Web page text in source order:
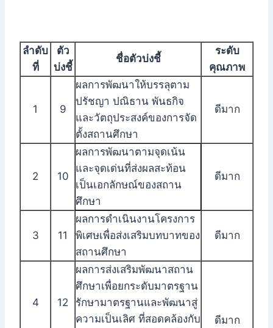
ลำดับ
ที่
ตัว
บ่งชี้
ชื่อตัวบ่งชี้
ระดับ
คุณภาพ
1 9
ผลการพัฒนาให้บรรลุตาม
ปรัชญา ปณิธาน พันธกิจ
และวัตถุประสงค์ของการจัด
ตั้งสถานศึกษา
ดีมาก
2 10
ผลการพัฒนาตามจุดเน้น
และจุดเด่นที่ส่งผลสะท้อน
เป็นเอกลักษณ์ของสถาน
ศึกษา
ดีมาก
3 11
ผลการดำเนินงานโครงการ
พิเศษเพื่อส่งเสริมบทบาทของ
สถานศึกษา
ดีมาก
4 12
ผลการส่งเสริมพัฒนาสถาน
ศึกษาเพื่อยกระดับมาตรฐาน
รักษามาตรฐานและพัฒนาสู่
ความเป็นเลิศ ที่สอดคล้องกับ
ดีมาก